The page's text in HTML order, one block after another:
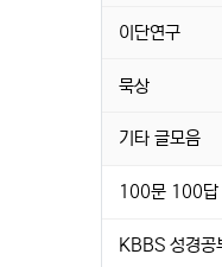
이단연구
묵상
기타 글모음
100문 100답
KBBS 성경공